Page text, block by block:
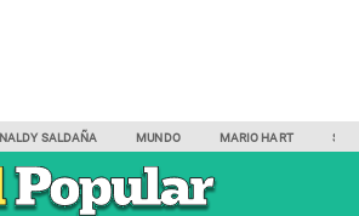
NALDY SALDAÑA MUNDO MARIO HART